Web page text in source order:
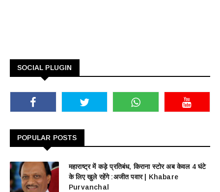
SOCIAL PLUGIN
POPULAR POSTS
महाराष्ट्र में कड़े प्रतिबंध, किराना स्टोर अब केवल 4 घंटे
के लिए खुले रहेंगे :अजीत पवार | Khabare
Purvanchal